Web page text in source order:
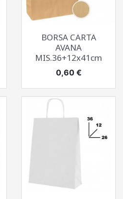
BORSA CARTA
AVANA
MIS.36+12x41cm
Prezzo
0,60 €